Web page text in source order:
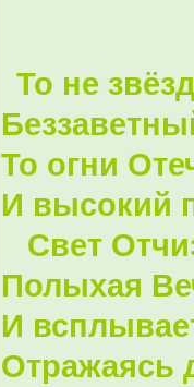
То не
То огни
И высокий
Свет
Полыхая
И
Отражаясь